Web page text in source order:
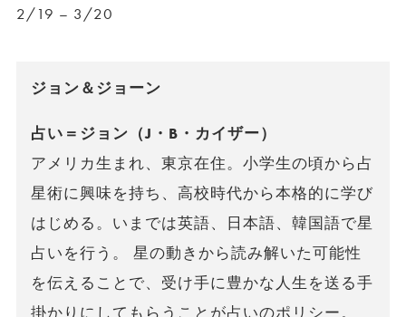
2/19 – 3/20
ジョン＆ジョーン
占い＝ジョン（J・B・カイザー）
アメリカ生まれ、東京在住。小学生の頃から占
星術に興味を持ち、高校時代から本格的に学び
はじめる。いまでは英語、日本語、韓国語で星
占いを行う。 星の動きから読み解いた可能性
を伝えることで、受け手に豊かな人生を送る手
掛かりにしてもらうことが占いのポリシー。